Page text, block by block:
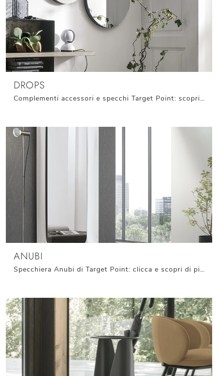
DROPS
Complementi accessori e specchi Target Point: scopri come valorizzare i tuoi locali moderni con il modello Drops.
ANUBI
Specchiera Anubi di Target Point: clicca e scopri di più sui Complementi e specchi moderni in vetro del rinomato brand!